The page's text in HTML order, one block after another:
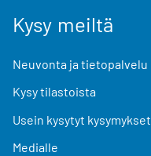
Kysy meiltä
Neuvonta ja tietopalvelu
Kysy tilastoista
Usein kysytyt kysymykset
Medialle